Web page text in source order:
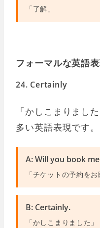
「了解」
フォーマルな英語
24. Certainly
「かしこまりまし
多い英語表現です。
A: Will you book
「チケットの予約を
B: Certainly.
「かしこまりました」